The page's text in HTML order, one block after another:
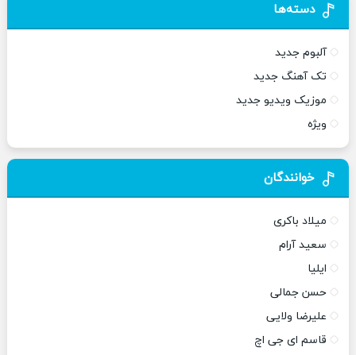
دسته‌ها
آلبوم جدید
تک آهنگ جدید
موزیک ویدیو جدید
ویژه
خوانندگان
میلاد باکری
سعید آرام
ایلیا
حسن جمالی
علیرضا ولایی
قاسم ای جی اچ